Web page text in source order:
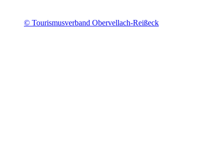
© Tourismusverband Obervellach-Reißeck